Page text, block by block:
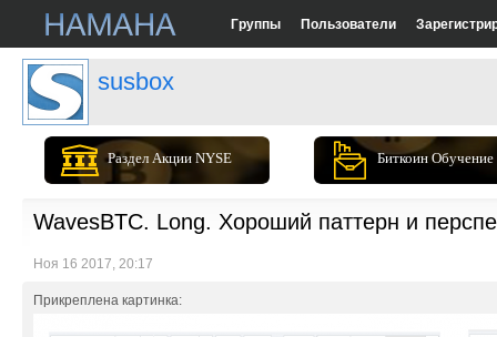
Группы Пользователи
susbox
Раздел Акции NYSE Биткоин Обучение
WavesBTC. Long. Хороший паттерн и
Ноя 16 2017, 20:17
Прикреплена картинка: